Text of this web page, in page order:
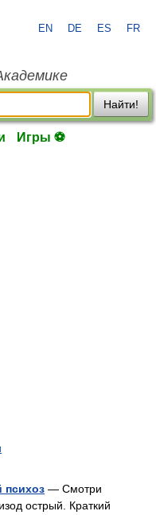
EN DE ES FR
Найти!
Игры ⚽
— Смотри
острый. Краткий